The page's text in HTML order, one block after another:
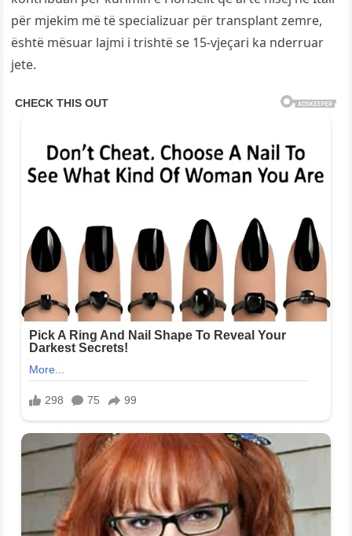
për mjekim më të specializuar për transplant zemre,
është mësuar lajmi i trishtë se 15-vjeçari ka nderruar
jete.